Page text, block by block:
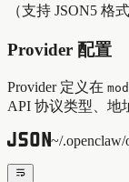
（支持 JSON5 格
Provider 配置
Provider 定义在
API 协议类型、地
~/.openclaw/